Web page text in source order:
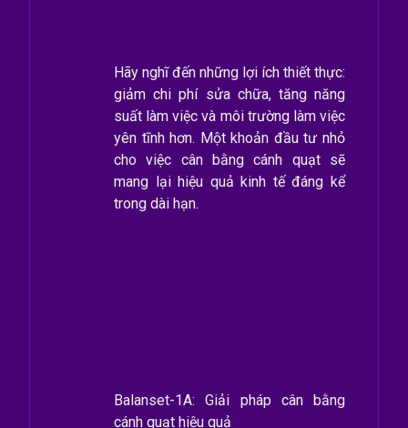
Hãy nghĩ đến những lợi ích thiết thực:
giảm chi phí sửa chữa, tăng năng
suất làm việc và môi trường làm việc
yên tĩnh hơn. Một khoản đầu tư nhỏ
cho việc cân bằng cánh quạt sẽ
mang lại hiệu quả kinh tế đáng kể
trong dài hạn.
Balanset-1A: Giải pháp cân bằng
cánh quạt hiệu quả